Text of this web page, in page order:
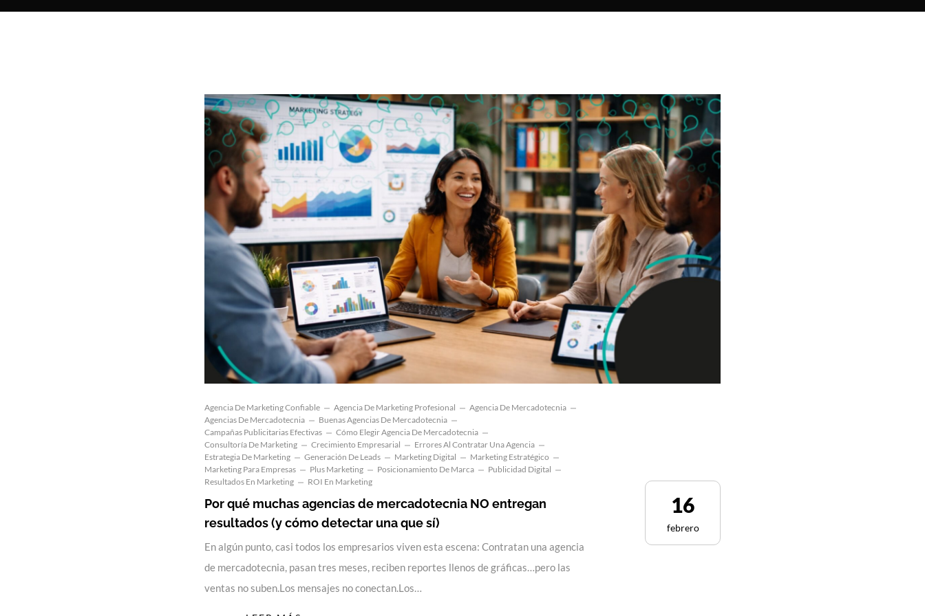
Agencia De Marketing Confiable Agencia De Marketing Profesional
Agencia De Mercadotecnia
Agencias De Mercadotecnia
Buenas Agencias De Mercadotecnia
Campañas Publicitarias Efectivas
Cómo Elegir Agencia De Mercadotecnia
Consultoría De Marketing
Crecimiento Empresarial
Errores Al Contratar Una Agencia
Estrategia De Marketing
Generación De Leads Marketing Digital
Marketing Estratégico
Marketing Para Empresas
Plus Marketing Posicionamiento De Marca
Publicidad Digital
Resultados En Marketing
ROI En Marketing
Por qué muchas agencias de mercadotecnia NO entregan
resultados (y cómo detectar una que sí)
En algún punto, casi todos los empresarios viven esta escena: Contratan una agencia
de mercadotecnia, pasan tres meses, reciben reportes llenos de gráficas…pero las
ventas no suben.Los mensajes no conectan.Los…
16
febrero